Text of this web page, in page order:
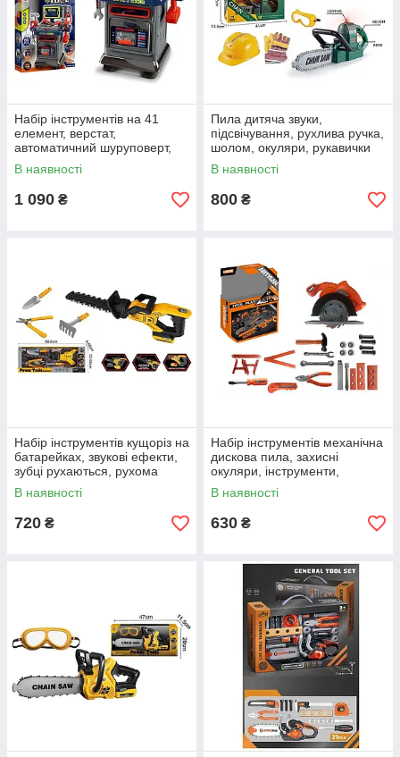
Набір інструментів на 41
елемент, верстат,
автоматичний шуруповерт,
реверс, пилка, викрутки,
штангенциркуль, молоток,
В наявності
1 090 ₴
Пила дитяча звуки,
підсвічування, рухлива ручка,
шолом, окуляри, рукавички
В наявності
800 ₴
Набір інструментів кущоріз на
батарейках, звукові ефекти,
зубці рухаються, рухома
ручка-тримач, садові ножиці,
лопатка
В наявності
720 ₴
Набір інструментів механічна
дискова пила, захисні
окуляри, інструменти,
аксесуари
В наявності
630 ₴